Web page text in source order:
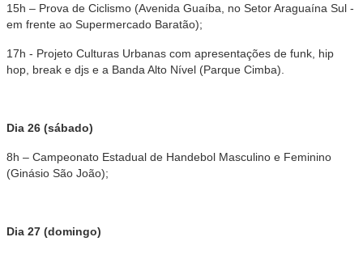
15h – Prova de Ciclismo (Avenida Guaíba, no Setor Araguaína Sul -
em frente ao Supermercado Baratão);
17h - Projeto Culturas Urbanas com apresentações de funk, hip
hop, break e djs e a Banda Alto Nível (Parque Cimba).
Dia 26 (sábado)
8h – Campeonato Estadual de Handebol Masculino e Feminino
(Ginásio São João);
Dia 27 (domingo)